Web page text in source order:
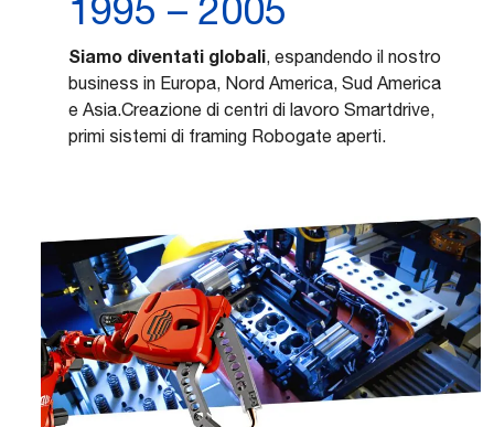
1995 – 2005
Siamo diventati globali, espandendo il nostro
business in Europa, Nord America, Sud America
e Asia.Creazione di centri di lavoro Smartdrive,
primi sistemi di framing Robogate aperti.